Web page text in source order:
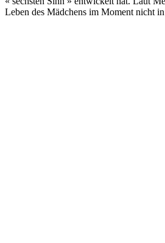
Leben des Mädchens im Moment nicht